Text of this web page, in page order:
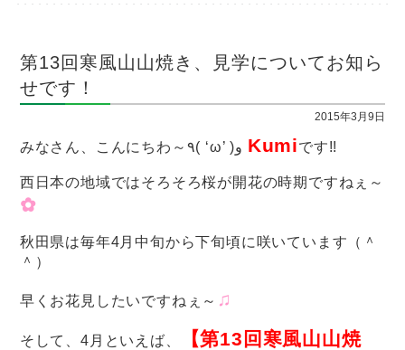
第13回寒風山山焼き、見学についてお知ら
せです！
2015年3月9日
Kumiです!!
西日本の地域ではそろそろ桜が開花の時期ですねぇ～
✿
秋田県は毎年4月中旬から下旬頃に咲いています（＾
＾）
早くお花見したいですねぇ～ ♫
そして、4月といえば、 【第13回寒風山山焼